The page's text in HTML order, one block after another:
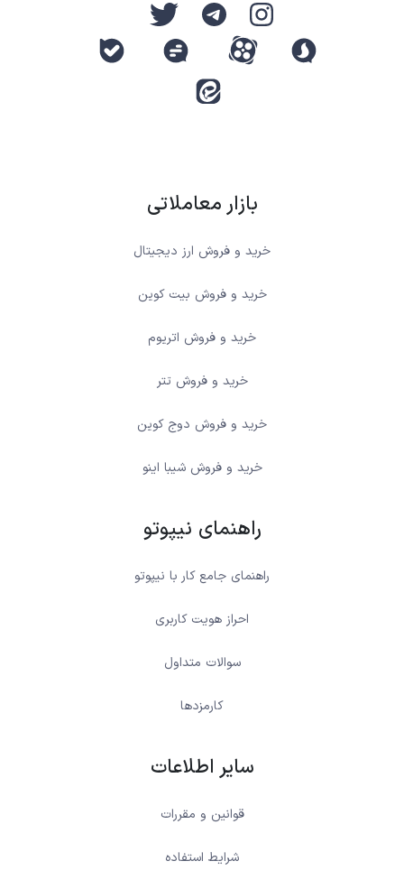
بازار معاملاتی
خرید و فروش ارز دیجیتال
خرید و فروش بیت کوین
خرید و فروش اتریوم
خرید و فروش تتر
خرید و فروش دوج کوین
خرید و فروش شیبا اینو
راهنمای نیپوتو
راهنمای جامع کار با نیپوتو
احراز هویت کاربری
سوالات متداول
کارمزدها
سایر اطلاعات
قوانین و مقررات
شرایط استفاده